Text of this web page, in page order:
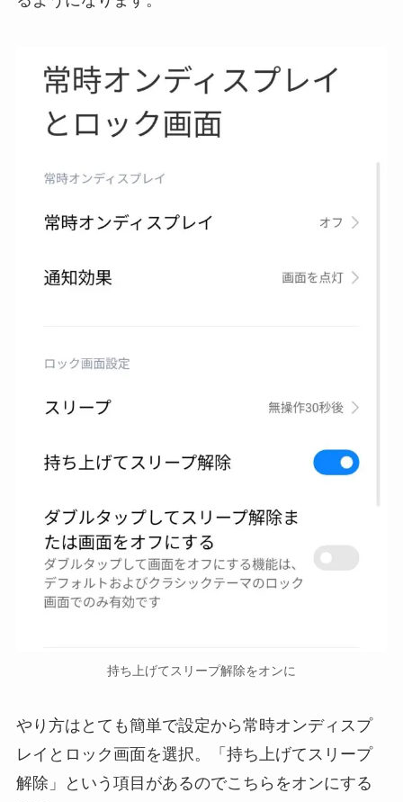
持ち上げてスリープ解除をオンに
やり方はとても簡単で設定から常時オンディスプ
レイとロック画面を選択。「持ち上げてスリープ
解除」という項目があるのでこちらをオンにする